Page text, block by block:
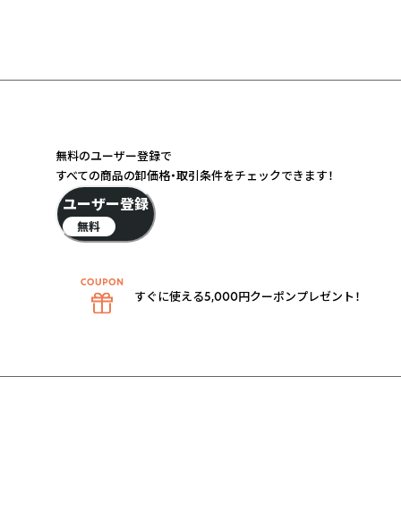
無料のユーザー登録で
すべての商品の卸価格・取引条件をチェックできます！
ユーザー登録
無料
すぐに使える5,000円クーポンプレゼント！